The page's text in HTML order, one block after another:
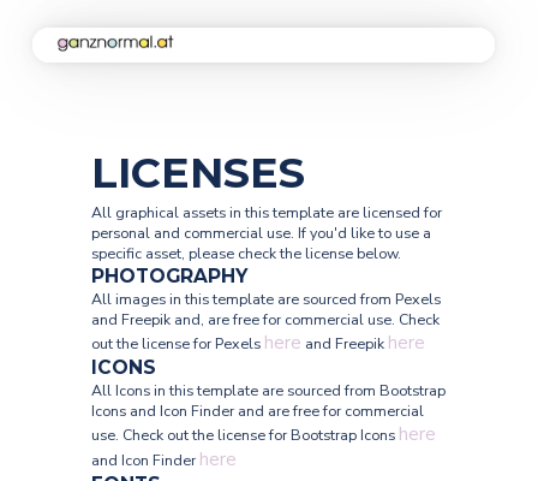
Kampagne
Aktuelles
Soforthilfe
Über uns
LICENSES
All graphical assets in this template are licensed for
personal and commercial use. If you'd like to use a
specific asset, please check the license below.
PHOTOGRAPHY
All images in this template are sourced from Pexels
and Freepik and, are free for commercial use. Check
out the license for Pexels here and Freepik here
ICONS
All Icons in this template are sourced from Bootstrap
Icons and Icon Finder and are free for commercial
use. Check out the license for Bootstrap Icons here
and Icon Finderhere